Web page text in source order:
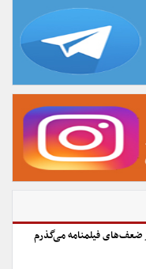
ضعف‌های فیلمنامه می‌گذرم